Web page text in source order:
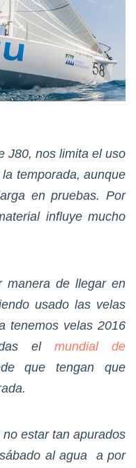
J80, nos limita el uso
temporada, aunque
en pruebas. Por
influye mucho
manera de llegar en
usado las velas
tenemos velas 2016
el mundial de
que tengan que
estar tan apurados
al agua a por